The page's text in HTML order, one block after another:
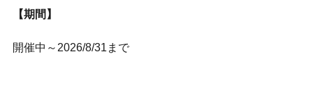
【期間】
開催中～2026/8/31まで